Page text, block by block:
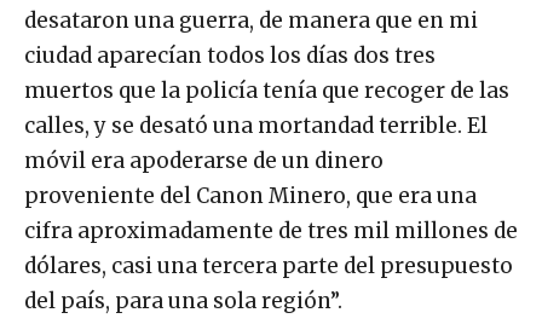
desataron una guerra, de manera que en mi
ciudad aparecían todos los días dos tres
muertos que la policía tenía que recoger de las
calles, y se desató una mortandad terrible. El
móvil era apoderarse de un dinero
proveniente del Canon Minero, que era una
cifra aproximadamente de tres mil millones de
dólares, casi una tercera parte del presupuesto
del país, para una sola región”.